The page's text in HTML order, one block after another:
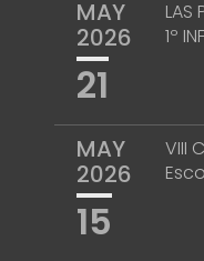
MAY
2026
21
LAS
1º
MAY
2026
15
VIII